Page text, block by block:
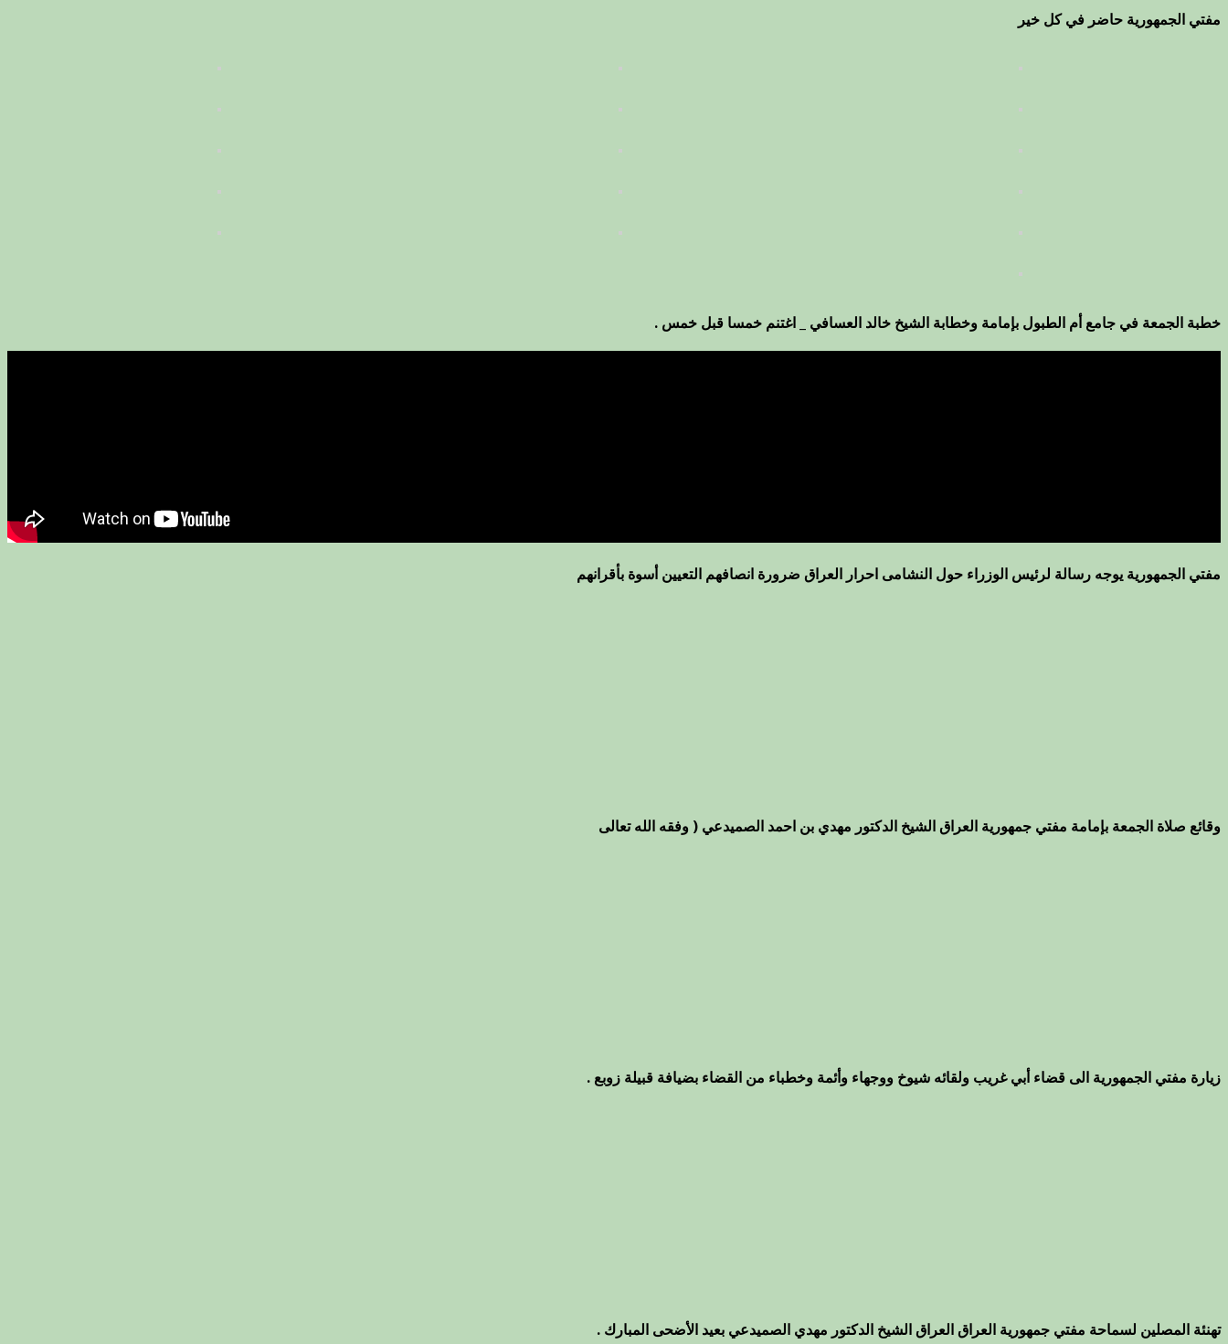
مفتي الجمهورية حاضر في كل خير
خطبة الجمعة في جامع أم الطبول بإمامة وخطابة الشيخ خالد العسافي _ اغتنم خمسا قبل خمس .
مفتي الجمهورية يوجه رسالة لرئيس الوزراء حول النشامى احرار العراق ضرورة انصافهم التعيين أسوة بأقرانهم
وقائع صلاة الجمعة بإمامة مفتي جمهورية العراق الشيخ الدكتور مهدي بن احمد الصميدعي ( وفقه الله تعالى
زيارة مفتي الجمهورية الى قضاء أبي غريب ولقائه شيوخ ووجهاء وأئمة وخطباء من القضاء بضيافة قبيلة زوبع .
تهنئة المصلين لسماحة مفتي جمهورية العراق العراق الشيخ الدكتور مهدي الصميدعي بعيد الأضحى المبارك .